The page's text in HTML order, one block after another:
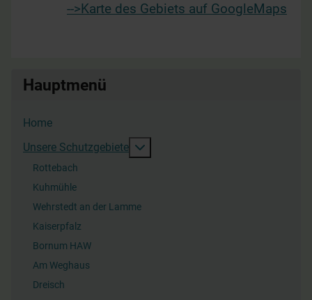
Hauptmenü
Home
Unsere Schutzgebiete
Rottebach
Kuhmühle
Wehrstedt an der Lamme
Kaiserpfalz
Bornum HAW
Am Weghaus
Dreisch
-->Karte des Gebiets auf GoogleMaps